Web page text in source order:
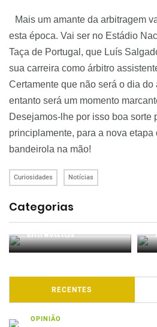
Mais um amante da arbitragem
esta época. Vai ser no Estádio
Taça de Portugal, que Luís
sua carreira como árbitro
Certamente que não será o dia
entanto será um momento
Desejamos-lhe por isso boa sorte
principlamente, para a nova etapa
bandeirola na mão!
Curiosidades Notícias
Categorias
Entrevistas
RECENTES
OPINIÃO